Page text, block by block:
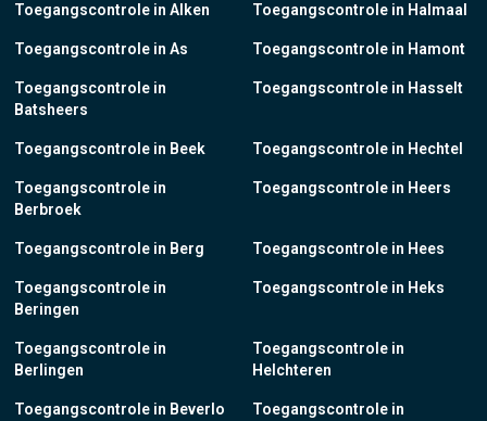
Toegangscontrole in Alken
Toegangscontrole in As
Toegangscontrole in
Batsheers
Toegangscontrole in Beek
Toegangscontrole in
Berbroek
Toegangscontrole in Berg
Toegangscontrole in
Beringen
Toegangscontrole in
Berlingen
Toegangscontrole in Beverlo
Toegangscontrole in Halmaal
Toegangscontrole in Hamont
Toegangscontrole in Hasselt
Toegangscontrole in Hechtel
Toegangscontrole in Heers
Toegangscontrole in Hees
Toegangscontrole in Heks
Toegangscontrole in
Helchteren
Toegangscontrole in